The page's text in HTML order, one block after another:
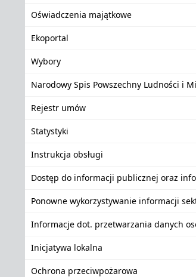
Oświadczenia majątkowe
Ekoportal
Wybory
Narodowy Spis Powszechny Ludności i
Rejestr umów
Statystyki
Instrukcja obsługi
Dostęp do informacji publicznej oraz
Ponowne wykorzystywanie informacji
Informacje dot. przetwarzania danych
Inicjatywa lokalna
Ochrona przeciwpożarowa